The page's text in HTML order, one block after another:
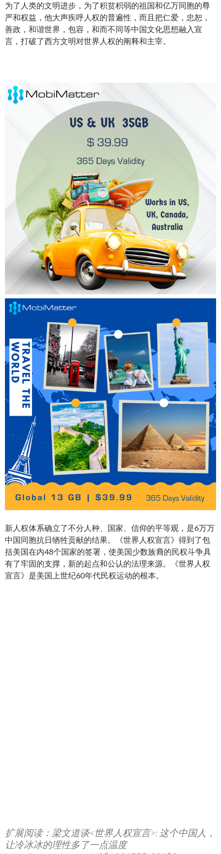
为了人类的文明进步，为了积贫积弱的祖国和亿万同胞的尊
严和权益，他大声疾呼人权的普遍性，而且把仁爱，忠恕，
善政，和谐世界，包容，和而不同等中国文化思想融入宣
言，打破了西方文明对世界人权的阐释和主宰。
新人权体系确立了不分人种、国家、信仰的平等观，是6万万
中国同胞抗日牺牲贡献的结果。《世界人权宣言》得到了包
括美国在内48个国家的签署，使美国少数族裔的民权斗争具
有了牢固的支撑，新的起点和公认的法理来源。《世界人权
宣言》是美国上世纪60年代民权运动的根本。
扩展阅读：梁文道谈<世界人权宣言>: 这个中国人，
让冷冰冰的理性多了一点温度